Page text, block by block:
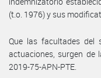
(t.o. 1976) y sus
Que las facultades del
actuaciones, surgen de
2019-75-APN-PTE.